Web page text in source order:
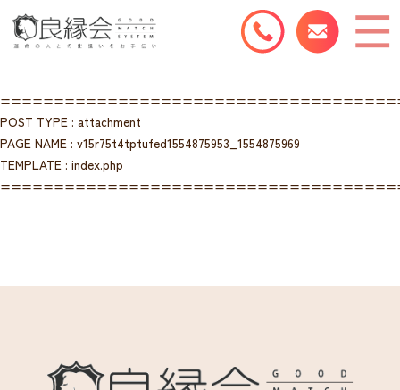
POST TYPE : attachment
PAGE NAME : v15r75t4tptufed1554875953_1554875969
TEMPLATE : index.php